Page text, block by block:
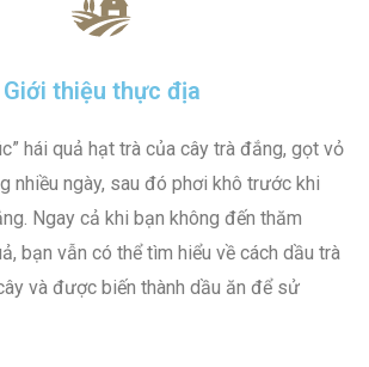
Giới thiệu thực địa
hái quả hạt trà của cây trà đắng, gọt vỏ
nhiều ngày, sau đó phơi khô trước khi
Ngay cả khi bạn không đến thăm
bạn vẫn có thể tìm hiểu về cách dầu trà
và được biến thành dầu ăn để sử